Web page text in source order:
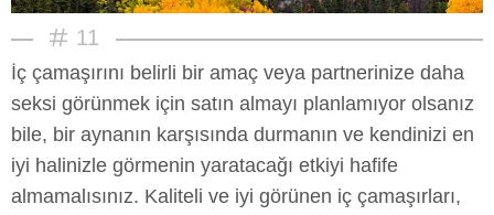
11
İç çamaşırını belirli bir amaç veya partnerinize daha
seksi görünmek için satın almayı planlamıyor olsanız
bile, bir aynanın karşısında durmanın ve kendinizi en
iyi halinizle görmenin yaratacağı etkiyi hafife
almamalısınız. Kaliteli ve iyi görünen iç çamaşırları,